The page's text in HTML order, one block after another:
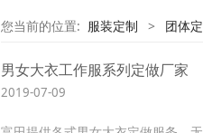
您当前的位置: 服装定制 > 团体
男女大衣工作服系列定做厂家
2019-07-09